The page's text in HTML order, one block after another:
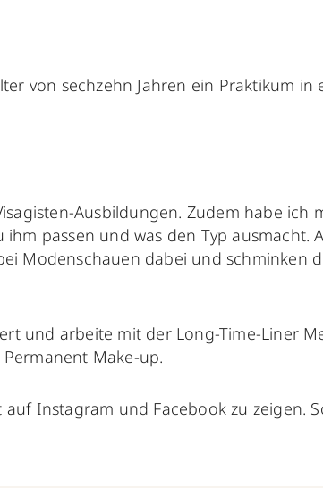
von sechzehn Jahren ein Praktikum in
Ausbildungen. Zudem habe ich
passen und was den Typ ausmacht.
Modenschauen dabei und schminken
und arbeite mit der Long-Time-Liner
Make-up.
Instagram und Facebook zu zeigen.